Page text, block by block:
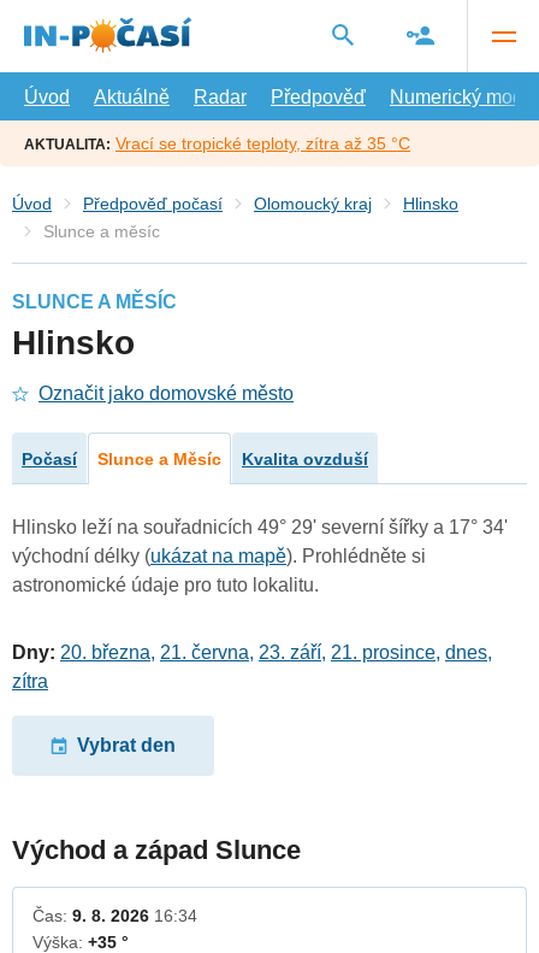
hlavní
Úvod
Aktuálně Radar Předpověď Numerický model
AKTUALITA: Vrací se tropické teploty, zítra až 35 °C
Úvod Předpověď počasí Olomoucký kraj
Hlinsko
Slunce a měsíc
SLUNCE A MĚSÍC
Hlinsko
Označit jako domovské město
Počasí Slunce a Měsíc Kvalita ovzduší
Hlinsko leží na souřadnicích 49° 29' severní šířky a 17° 34'
východní délky (ukázat na mapě). Prohlédněte si
astronomické údaje pro tuto lokalitu.
Dny: 20. března, 21. června, 23. září, 21. prosince, dnes,
zítra
Vybrat den
Východ a západ Slunce
Čas: 9. 8. 2026 16:34
Výška: +35 °